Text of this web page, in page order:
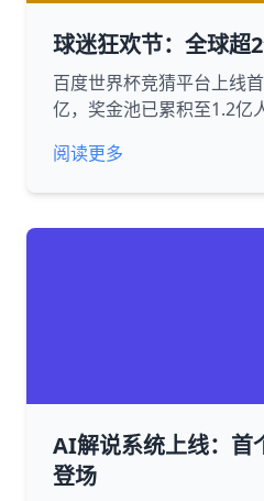
球迷狂欢节：全球超
百度世界杯竞猜平台上线
亿，奖金池已累积至1.2亿
阅读更多
AI解说系统上线：首
登场